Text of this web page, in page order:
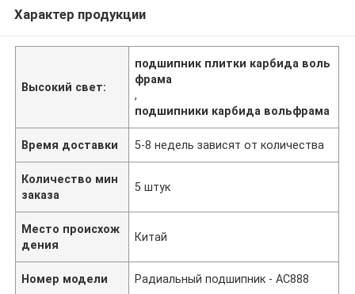
Характер продукции
Высокий свет:
подшипник плитки карбида воль
фрама
,
подшипники карбида вольфрама
Время доставки 5-8 недель зависят от количества
Количество мин
заказа
5 штук
Место происхож
дения
Китай
Номер модели Радиальный подшипник - АС888